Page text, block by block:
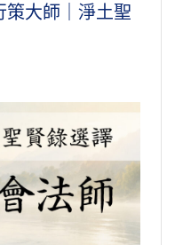
策大師｜淨土聖